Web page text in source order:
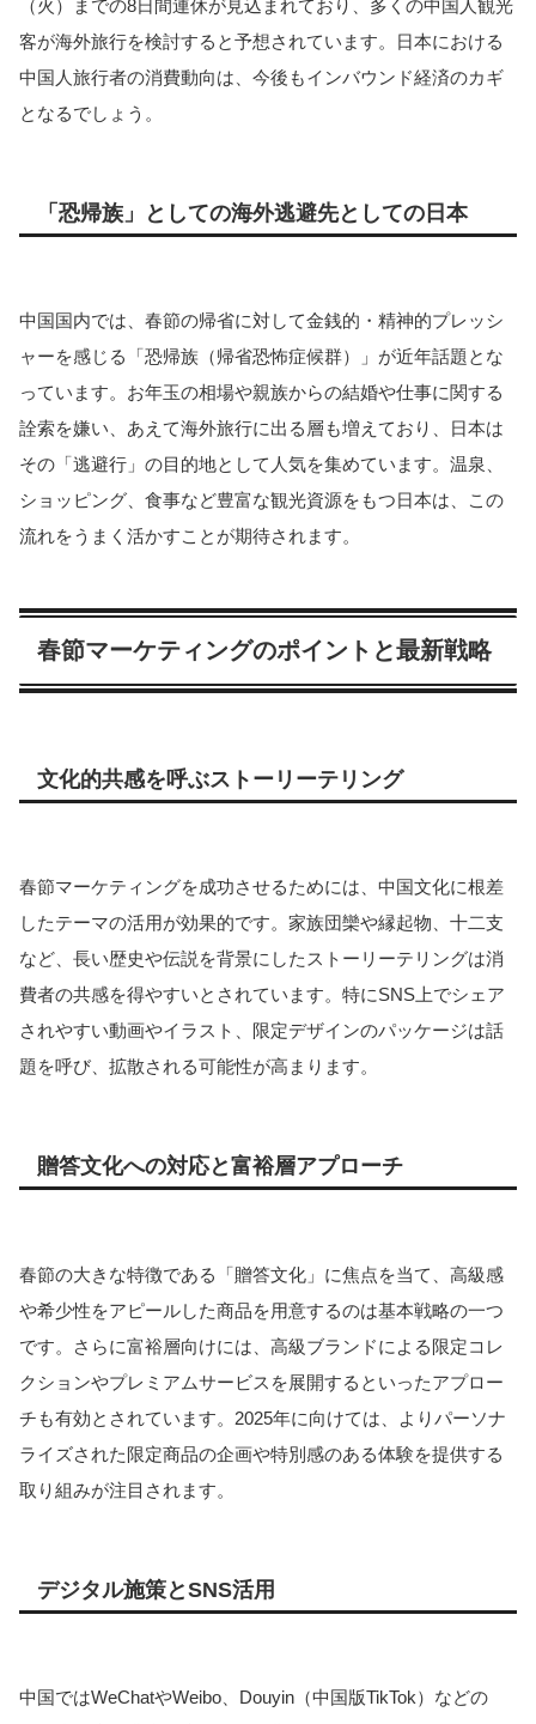
（火）までの8日間連休が見込まれており、多くの中国人観光
客が海外旅行を検討すると予想されています。日本における
中国人旅行者の消費動向は、今後もインバウンド経済のカギ
となるでしょう。
「恐帰族」としての海外逃避先としての日本
中国国内では、春節の帰省に対して金銭的・精神的プレッシ
ャーを感じる「恐帰族（帰省恐怖症候群）」が近年話題とな
っています。お年玉の相場や親族からの結婚や仕事に関する
詮索を嫌い、あえて海外旅行に出る層も増えており、日本は
その「逃避行」の目的地として人気を集めています。温泉、
ショッピング、食事など豊富な観光資源をもつ日本は、この
流れをうまく活かすことが期待されます。
春節マーケティングのポイントと最新戦略
文化的共感を呼ぶストーリーテリング
春節マーケティングを成功させるためには、中国文化に根差
したテーマの活用が効果的です。家族団欒や縁起物、十二支
など、長い歴史や伝説を背景にしたストーリーテリングは消
費者の共感を得やすいとされています。特にSNS上でシェア
されやすい動画やイラスト、限定デザインのパッケージは話
題を呼び、拡散される可能性が高まります。
贈答文化への対応と富裕層アプローチ
春節の大きな特徴である「贈答文化」に焦点を当て、高級感
や希少性をアピールした商品を用意するのは基本戦略の一つ
です。さらに富裕層向けには、高級ブランドによる限定コレ
クションやプレミアムサービスを展開するといったアプロー
チも有効とされています。2025年に向けては、よりパーソナ
ライズされた限定商品の企画や特別感のある体験を提供する
取り組みが注目されます。
デジタル施策とSNS活用
中国ではWeChatやWeibo、Douyin（中国版TikTok）などの